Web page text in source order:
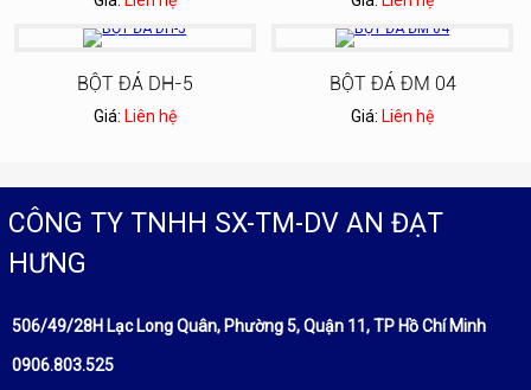
BỘT ĐÁ DH-5
Giá: Liên hệ
BỘT ĐÁ ĐM 04
Giá: Liên hệ
CÔNG TY TNHH SX-TM-DV AN ĐẠT
HƯNG
506/49/28H Lạc Long Quân, Phường 5, Quận 11, TP Hồ Chí Minh
0906.803.525